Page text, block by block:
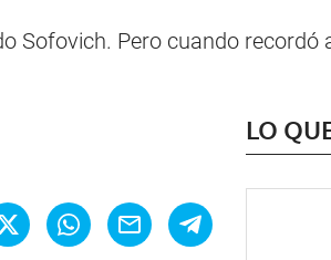
Sofovich. Pero cuando recordó
LO